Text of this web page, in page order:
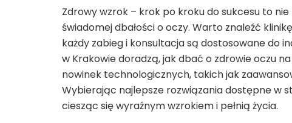
Zdrowy wzrok – krok po kroku do sukcesu to
świadomej dbałości o oczy. Warto znaleźć
każdy zabieg i konsultacja są dostosowane do
w Krakowie doradzą, jak dbać o zdrowie oczu
nowinek technologicznych, takich jak
Wybierając najlepsze rozwiązania dostępne w
ciesząc się wyraźnym wzrokiem i pełnią życia.